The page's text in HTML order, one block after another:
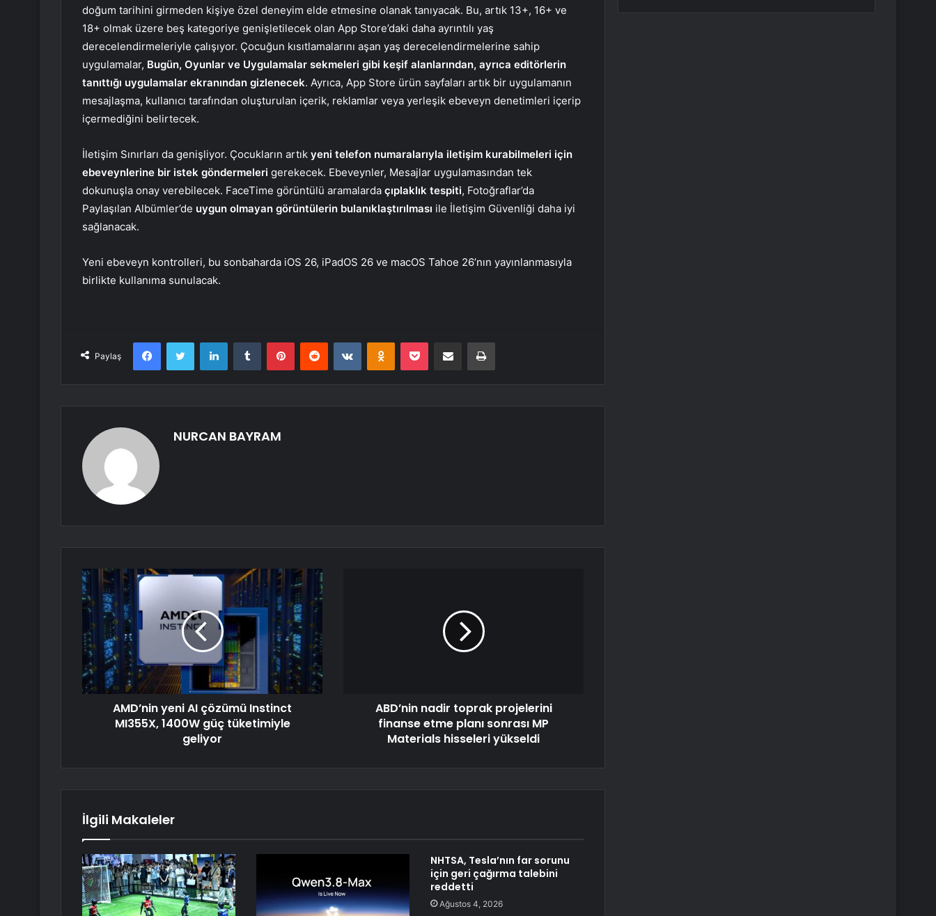
doğum tarihini girmeden kişiye özel deneyim elde etmesine olanak tanıyacak. Bu, artık 13+, 16+ ve
18+ olmak üzere beş kategoriye genişletilecek olan App Store’daki daha ayrıntılı yaş
derecelendirmeleriyle çalışıyor. Çocuğun kısıtlamalarını aşan yaş derecelendirmelerine sahip
uygulamalar, Bugün, Oyunlar ve Uygulamalar sekmeleri gibi keşif alanlarından, ayrıca editörlerin
tanıttığı uygulamalar ekranından gizlenecek. Ayrıca, App Store ürün sayfaları artık bir uygulamanın
mesajlaşma, kullanıcı tarafından oluşturulan içerik, reklamlar veya yerleşik ebeveyn denetimleri içerip
içermediğini belirtecek.
İletişim Sınırları da genişliyor. Çocukların artık yeni telefon numaralarıyla iletişim kurabilmeleri için
ebeveynlerine bir istek göndermeleri gerekecek. Ebeveynler, Mesajlar uygulamasından tek
dokunuşla onay verebilecek. FaceTime görüntülü aramalarda çıplaklık tespiti, Fotoğraflar’da
Paylaşılan Albümler’de uygun olmayan görüntülerin bulanıklaştırılması ile İletişim Güvenliği daha iyi
sağlanacak.
Yeni ebeveyn kontrolleri, bu sonbaharda iOS 26, iPadOS 26 ve macOS Tahoe 26’nın yayınlanmasıyla
birlikte kullanıma sunulacak.
Paylaş
FacebookTwitter LinkedInTumblr PinterestReddit VKontakteOdnoklassniki
Pocket E-Posta ile paylaş Yazdır
NURCAN BAYRAM
AMD’nin yeni AI çözümü Instinct
MI355X, 1400W güç tüketimiyle
geliyor
ABD’nin nadir toprak projelerini
finanse etme planı sonrası MP
Materials hisseleri yükseldi
İlgili Makaleler
NHTSA, Tesla’nın far sorunu
için geri çağırma talebini
reddetti
Ağustos 4, 2026